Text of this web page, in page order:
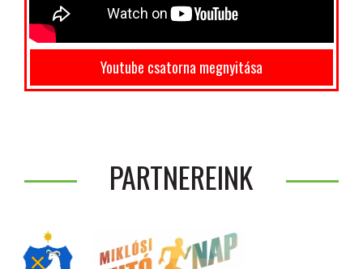
Youtube csatorna megnyitása
PARTNEREINK